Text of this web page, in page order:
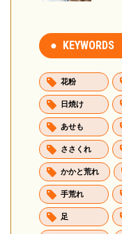
KEYWORDS
花粉
日焼け
あせも
ささくれ
かかと荒れ
手荒れ
足